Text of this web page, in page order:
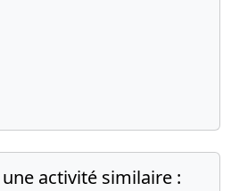
activité similaire :